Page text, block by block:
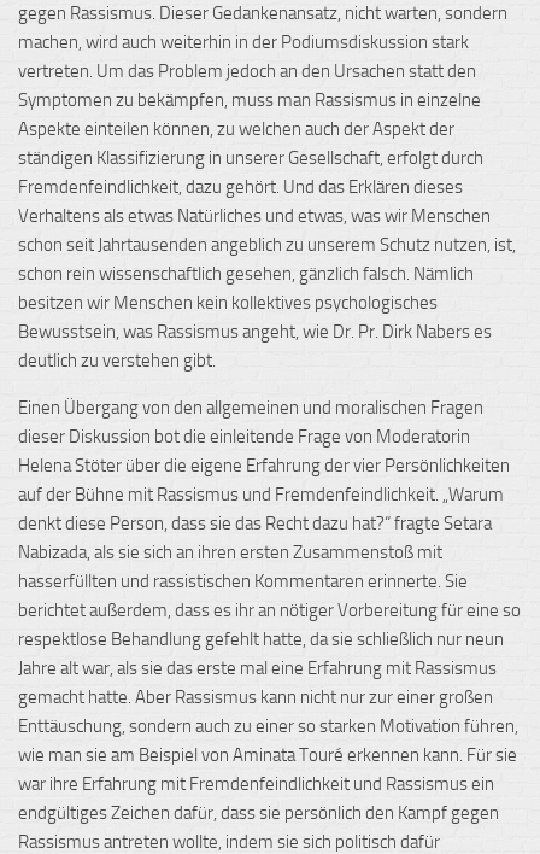
gegen Rassismus. Dieser Gedankenansatz, nicht warten, sondern
machen, wird auch weiterhin in der Podiumsdiskussion stark
vertreten. Um das Problem jedoch an den Ursachen statt den
Symptomen zu bekämpfen, muss man Rassismus in einzelne
Aspekte einteilen können, zu welchen auch der Aspekt der
ständigen Klassifizierung in unserer Gesellschaft, erfolgt durch
Fremdenfeindlichkeit, dazu gehört. Und das Erklären dieses
Verhaltens als etwas Natürliches und etwas, was wir Menschen
schon seit Jahrtausenden angeblich zu unserem Schutz nutzen, ist,
schon rein wissenschaftlich gesehen, gänzlich falsch. Nämlich
besitzen wir Menschen kein kollektives psychologisches
Bewusstsein, was Rassismus angeht, wie Dr. Pr. Dirk Nabers es
deutlich zu verstehen gibt.
Einen Übergang von den allgemeinen und moralischen Fragen
dieser Diskussion bot die einleitende Frage von Moderatorin
Helena Stöter über die eigene Erfahrung der vier Persönlichkeiten
auf der Bühne mit Rassismus und Fremdenfeindlichkeit. „Warum
denkt diese Person, dass sie das Recht dazu hat?“ fragte Setara
Nabizada, als sie sich an ihren ersten Zusammenstoß mit
hasserfüllten und rassistischen Kommentaren erinnerte. Sie
berichtet außerdem, dass es ihr an nötiger Vorbereitung für eine so
respektlose Behandlung gefehlt hatte, da sie schließlich nur neun
Jahre alt war, als sie das erste mal eine Erfahrung mit Rassismus
gemacht hatte. Aber Rassismus kann nicht nur zur einer großen
Enttäuschung, sondern auch zu einer so starken Motivation führen,
wie man sie am Beispielvon Aminata Touré erkennen kann. Für sie
war ihre Erfahrung mit Fremdenfeindlichkeit und Rassismus ein
endgültiges Zeichen dafür, dass sie persönlich den Kampf gegen
Rassismus antreten wollte, indem sie sich politisch dafür